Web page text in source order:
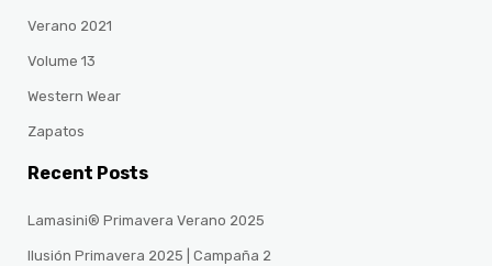
Verano 2021
Volume 13
Western Wear
Zapatos
Recent Posts
Lamasini® Primavera Verano 2025
Ilusión Primavera 2025 | Campaña 2